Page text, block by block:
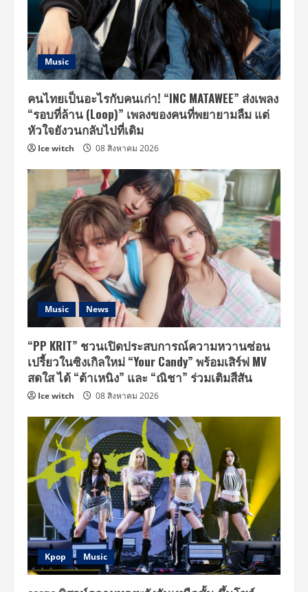
Music
คนไทยเป็นอะไรกับคนเก่า! “INC MATAWEE” ส่งเพลง
“รอบที่ล้าน (Loop)” เพลงของคนที่พยายามลืม แต่
หัวใจยังวนกลับไปที่เดิม
Ice witch 08 สิงหาคม 2026
Music News
“PP KRIT” ชวนเปิดประสบการณ์ความหวานซ่อน
เปรี้ยวในซิงเกิลใหม่ “Your Candy” พร้อมเสิร์ฟ MV
สดใส ได้ “ต้าเหนิง” และ “ณิชา” ร่วมเติมสีสัน
Ice witch 08 สิงหาคม 2026
Kpop Music